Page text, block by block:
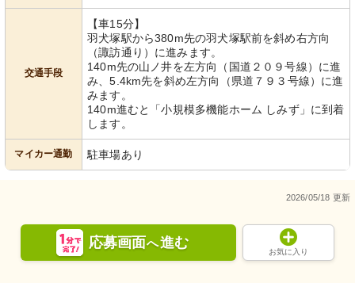
交通手段
【車15分】
羽犬塚駅から380m先の羽犬塚駅前を斜め右方向
（諏訪通り）に進みます。
140m先の山ノ井を左方向（国道２０９号線）に進
み、5.4km先を斜め左方向（県道７９３号線）に進
みます。
140m進むと「小規模多機能ホーム しみず」に到着
します。
マイカー通勤 駐車場あり
2026/05/18 更新
応募画面へ進む
お気に入り